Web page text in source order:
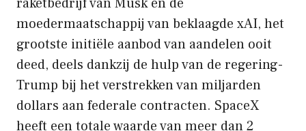
moedermaatschappij van beklaagde xAI, het
grootste initiële aanbod van aandelen ooit
deed, deels dankzij de hulp van de regering-
Trump bij het verstrekken van miljarden
dollars aan federale contracten. SpaceX
heeft een totale waarde van meer dan 2